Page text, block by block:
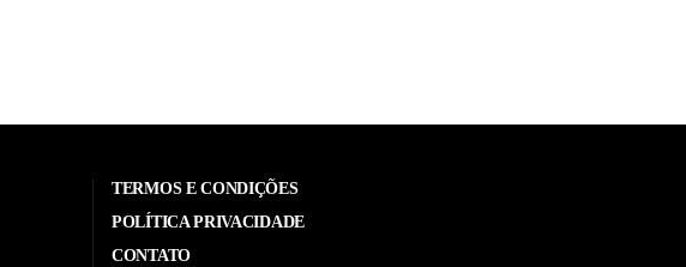
TERMOS E CONDIÇÕES
POLÍTICA PRIVACIDADE
CONTATO